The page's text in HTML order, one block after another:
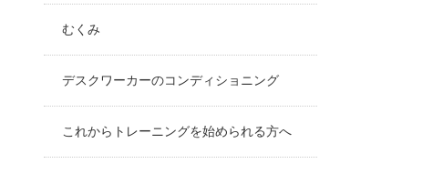
むくみ
デスクワーカーのコンディショニング
これからトレーニングを始められる方へ